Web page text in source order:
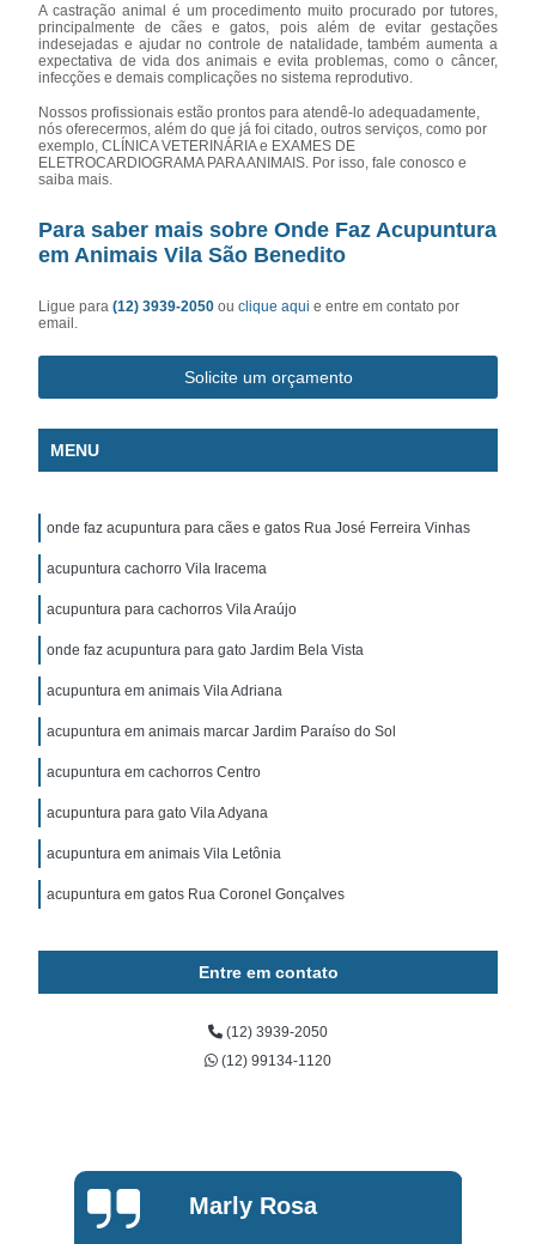
A castração animal é um procedimento muito procurado por tutores,
principalmente de cães e gatos, pois além de evitar gestações
indesejadas e ajudar no controle de natalidade, também aumenta a
expectativa de vida dos animais e evita problemas, como o câncer,
infecções e demais complicações no sistema reprodutivo.
Nossos profissionais estão prontos para atendê-lo adequadamente,
nós oferecermos, além do que já foi citado, outros serviços, como por
exemplo, CLÍNICA VETERINÁRIA e EXAMES DE
ELETROCARDIOGRAMA PARA ANIMAIS. Por isso, fale conosco e
saiba mais.
Para saber mais sobre Onde Faz Acupuntura
em Animais Vila São Benedito
Ligue para(12) 3939-2050ouclique aqui e entre em contato por
email.
Solicite um orçamento
MENU
onde faz acupuntura para cães e gatos Rua José Ferreira Vinhas
acupuntura cachorro Vila Iracema
acupuntura para cachorros Vila Araújo
onde faz acupuntura para gato Jardim Bela Vista
acupuntura em animais Vila Adriana
acupuntura em animais marcar Jardim Paraíso do Sol
acupuntura em cachorros Centro
acupuntura para gato Vila Adyana
acupuntura em animais Vila Letônia
acupuntura em gatos Rua Coronel Gonçalves
Entre em contato
(12) 3939-2050
(12) 99134-1120
Marly Rosa